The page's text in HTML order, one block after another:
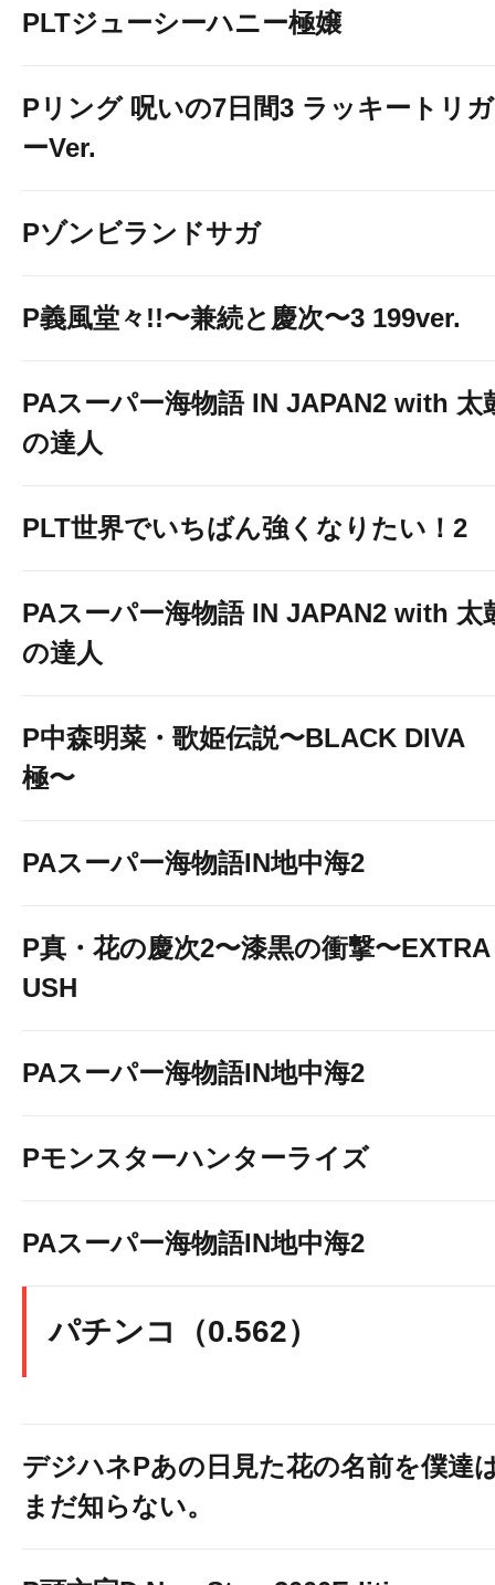
PLTジューシーハニー極嬢
Pリング 呪いの7日間3 ラッキートリガ
ーVer.
Pゾンビランドサガ
P義風堂々!!〜兼続と慶次〜3 199ver.
PAスーパー海物語 IN JAPAN2 with 太
の達人
PLT世界でいちばん強くなりたい！2
PAスーパー海物語 IN JAPAN2 with 太
の達人
P中森明菜・歌姫伝説〜BLACK DIVA
極〜
PAスーパー海物語IN地中海2
P真・花の慶次2〜漆黒の衝撃〜EXTRA
USH
PAスーパー海物語IN地中海2
Pモンスターハンターライズ
PAスーパー海物語IN地中海2
パチンコ（0.562）
デジハネPあの日見た花の名前を僕達
まだ知らない。